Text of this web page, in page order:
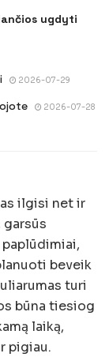
ugdyti
2026-07-29
2026-07-28
ilgisi net ir
beveik
turi
būna tiesiog
laiką,
pigiau.